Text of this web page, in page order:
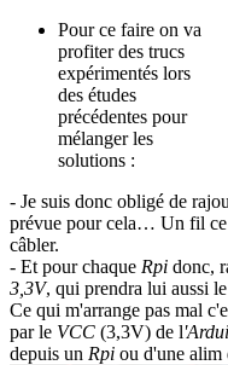
Pour ce faire on va
profiter des trucs
expérimentés lors
des études
précédentes pour
mélanger les
solutions :
- Je suis donc obligé de
prévue pour cela… Un fil ce
câbler.
- Et pour chaque Rpi donc,
3,3V, qui prendra lui aussi
Ce qui m'arrange pas mal
par le VCC (3,3V) de l
depuis un Rpi ou d'une alim